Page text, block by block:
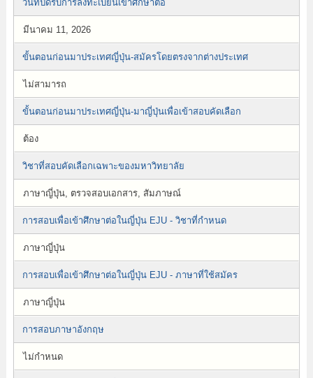
วันที่ปิดรับการลงทะเบียนเข้าศึกษาต่อ
มีนาคม 11, 2026
ขั้นตอนก่อนมาประเทศญี่ปุ่น-สมัครโดยตรงจากต่างประเทศ
ไม่สามารถ
ขั้นตอนก่อนมาประเทศญี่ปุ่น-มาญี่ปุ่นเพื่อเข้าสอบคัดเลือก
ต้อง
วิชาที่สอบคัดเลือกเฉพาะของมหาวิทยาลัย
ภาษาญี่ปุ่น, ตรวจสอบเอกสาร, สัมภาษณ์
การสอบเพื่อเข้าศึกษาต่อในญี่ปุ่น EJU - วิชาที่กำหนด
ภาษาญี่ปุ่น
การสอบเพื่อเข้าศึกษาต่อในญี่ปุ่น EJU - ภาษาที่ใช้สมัคร
ภาษาญี่ปุ่น
การสอบภาษาอังกฤษ
ไม่กำหนด